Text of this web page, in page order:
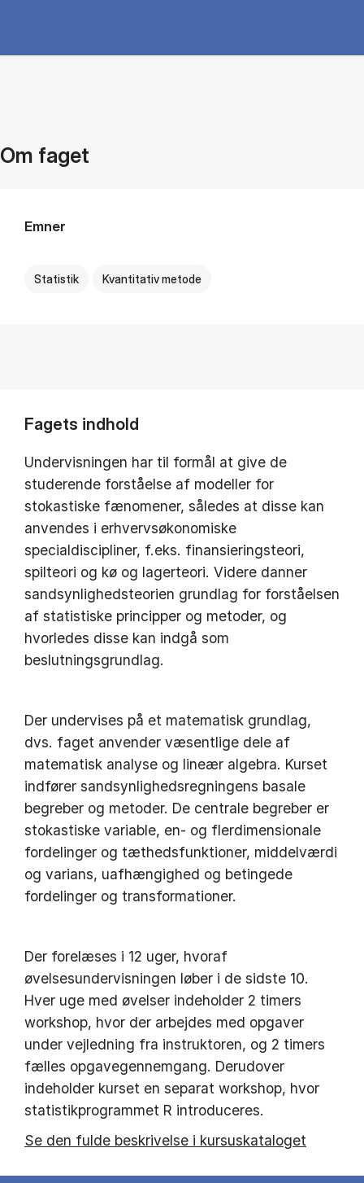
Om faget
Emner
Statistik Kvantitativ metode
Fagets indhold
Undervisningen har til formål at give de
studerende forståelse af modeller for
stokastiske fænomener, således at disse kan
anvendes i erhvervsøkonomiske
specialdiscipliner, f.eks. finansieringsteori,
spilteori og kø og lagerteori. Videre danner
sandsynlighedsteorien grundlag for forståelsen
af statistiske principper og metoder, og
hvorledes disse kan indgå som
beslutningsgrundlag.
Der undervises på et matematisk grundlag,
dvs. faget anvender væsentlige dele af
matematisk analyse og lineær algebra. Kurset
indfører sandsynlighedsregningens basale
begreber og metoder. De centrale begreber er
stokastiske variable, en- og flerdimensionale
fordelinger og tæthedsfunktioner, middelværdi
og varians, uafhængighed og betingede
fordelinger og transformationer.
Der forelæses i 12 uger, hvoraf
øvelsesundervisningen løber i de sidste 10.
Hver uge med øvelser indeholder 2 timers
workshop, hvor der arbejdes med opgaver
under vejledning fra instruktoren, og 2 timers
fælles opgavegennemgang. Derudover
indeholder kurset en separat workshop, hvor
statistikprogrammet R introduceres.
Se den fulde beskrivelse i kursuskataloget